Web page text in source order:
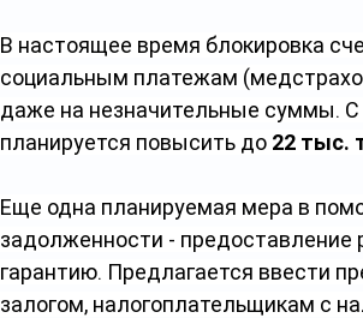
В настоящее время блокировка
социальным платежам
даже на незначительные суммы. С
планируется повысить до 22 тыс.
Еще одна планируемая мера в
задолженности - предоставление
гарантию. Предлагается ввести
залогом, налогоплательщикам с